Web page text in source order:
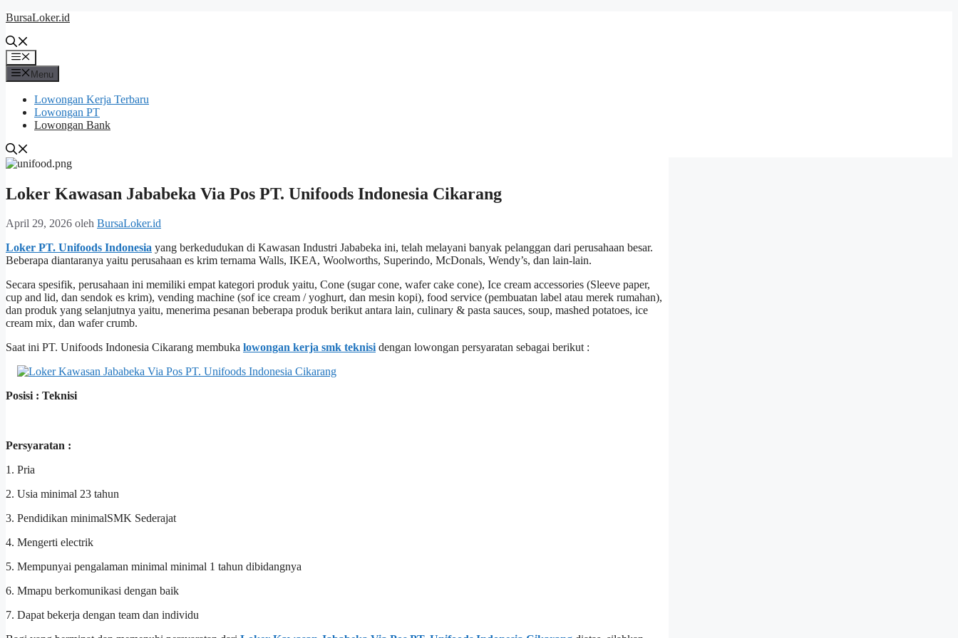
Langsung
isi
BursaLoker.id
Menu
Menu
Lowongan Kerja Terbaru
Lowongan PT
Lowongan Bank
Loker Kawasan Jababeka Via Pos PT. Unifoods Indonesia Cikarang
April 29, 2026 oleh BursaLoker.id
Loker PT. Unifoods Indonesia yang berkedudukan di Kawasan Industri Jababeka ini, telah melayani banyak pelanggan dari perusahaan besar.
Beberapa diantaranya yaitu perusahaan es krim ternama Walls, IKEA, Woolworths, Superindo, McDonals, Wendy’s, dan lain-lain.
Secara spesifik, perusahaan ini memiliki empat kategori produk yaitu, Cone (sugar cone, wafer cake cone), Ice cream accessories (Sleeve paper,
cup and lid, dan sendok es krim), vending machine (sof ice cream / yoghurt, dan mesin kopi), food service (pembuatan label atau merek rumahan),
dan produk yang selanjutnya yaitu, menerima pesanan beberapa produk berikut antara lain, culinary & pasta sauces, soup, mashed potatoes, ice
cream mix, dan wafer crumb.
Saat ini PT. Unifoods Indonesia Cikarang membuka lowongan kerja smk teknisidengan lowongan persyaratan sebagai berikut :
Posisi : Teknisi
Persyaratan :
1. Pria
2. Usia minimal 23 tahun
3. Pendidikan minimalSMK Sederajat
4. Mengerti electrik
5. Mempunyai pengalaman minimal minimal 1 tahun dibidangnya
6. Mmapu berkomunikasi dengan baik
7. Dapat bekerja dengan team dan individu